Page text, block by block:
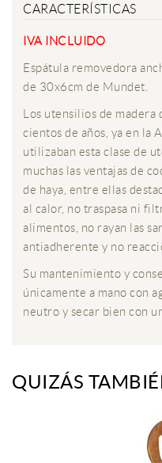
CARACTERÍSTICAS
IVA INCLUIDO
Espátula removedora
de 30x6cm de Mundet.
Los utensilios de madera
cientos de años, ya en la
utilizaban esta clase de
muchas las ventajas de
de haya, entre ellas
al calor, no traspasa ni
alimentos, no rayan las
antiadherente y no
Su mantenimiento y
únicamente a mano con
neutro y secar bien con
QUIZÁS